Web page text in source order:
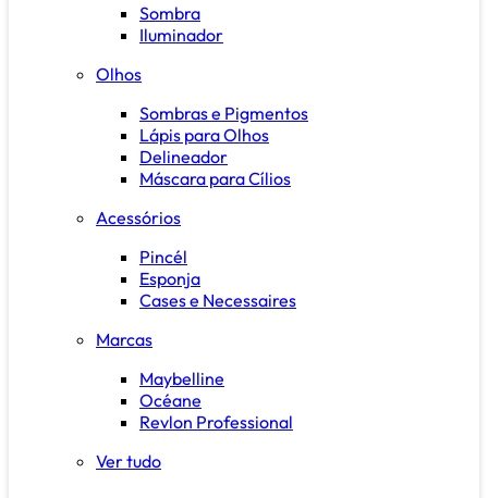
Sombra
Iluminador
Olhos
Sombras e Pigmentos
Lápis para Olhos
Delineador
Máscara para Cílios
Acessórios
Pincél
Esponja
Cases e Necessaires
Marcas
Maybelline
Océane
Revlon Professional
Ver tudo